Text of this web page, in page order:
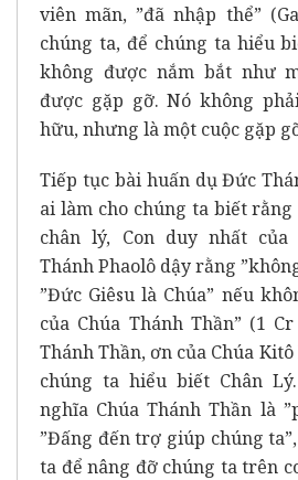
viên mãn, ”đã nhập thể”
chúng ta, để chúng ta hiểu
không được nắm bắt như
được gặp gỡ. Nó không
hữu, nhưng là một cuộc gặp
Tiếp tục bài huấn dụ Đức
ai làm cho chúng ta biết rằng
chân lý, Con duy nhất của
Thánh Phaolô dậy rằng
”Đức Giêsu là Chúa” nếu
của Chúa Thánh Thần” (1
Thánh Thần, ơn của Chúa
chúng ta hiểu biết Chân
nghĩa Chúa Thánh Thần là
”Đấng đến trợ giúp chúng
ta để nâng đỡ chúng ta trên